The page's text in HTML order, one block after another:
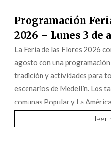
Programación
2026 – Lunes 3 de
La Feria de las Flores 2026
agosto con una programación
tradición y actividades para
escenarios de Medellín. Los
comunas Popular y La
leer